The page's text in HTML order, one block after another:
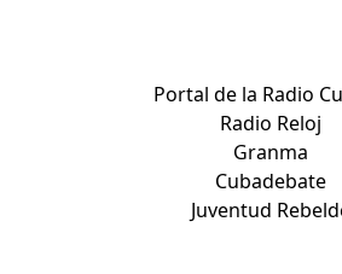
Portal de la Radio
Radio Reloj
Granma
Cubadebate
Juventud